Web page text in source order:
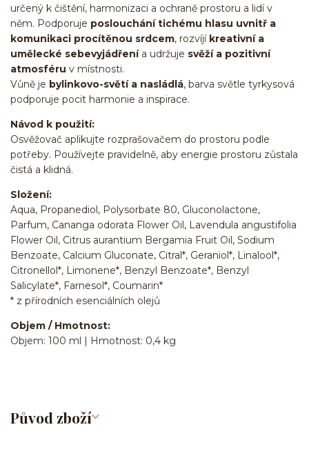
určený k čištění, harmonizaci a ochraně prostoru a lidí v
něm. Podporuje poslouchání tichému hlasu uvnitř a
komunikaci procítěnou srdcem, rozvíjí kreativní a
umělecké sebevyjádřenía udržuje svěží a pozitivní
atmosféru v místnosti.
Vůně je bylinkovo-světí a nasládlá, barva světle tyrkysová
podporuje pocit harmonie a inspirace.
Návod k použití:
Osvěžovač aplikujte rozprašovačem do prostoru podle
potřeby. Používejte pravidelně, aby energie prostoru zůstala
čistá a klidná.
Složení:
Aqua, Propanediol, Polysorbate 80, Gluconolactone,
Parfum, Cananga odorata Flower Oil, Lavendula angustifolia
Flower Oil, Citrus aurantium Bergamia Fruit Oil, Sodium
Benzoate, Calcium Gluconate, Citral*, Geraniol*, Linalool*,
Citronellol*, Limonene*, Benzyl Benzoate*, Benzyl
Salicylate*, Farnesol*, Coumarin*
* z přírodních esenciálních olejů
Objem / Hmotnost:
Objem: 100 ml | Hmotnost: 0,4 kg
Původ zboží